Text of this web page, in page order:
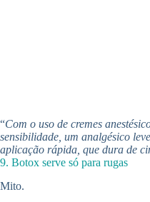
“Com o uso de cremes
sensibilidade, um analgésico
aplicação rápida, que dura de
9. Botox serve só para rugas
Mito.